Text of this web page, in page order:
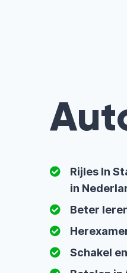
Rijles In
in
Beter
Schakel